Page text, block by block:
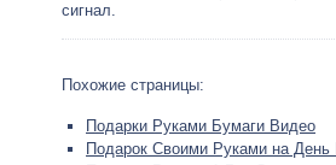
сигнал.
Похожие страницы:
Подарки Руками Бумаги Видео
Подарок Своими Руками на День